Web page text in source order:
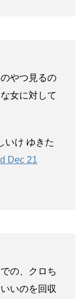
やつ見るの
女に対して
いけ ゆきた
Dec 21
の、クロち
いのを回収